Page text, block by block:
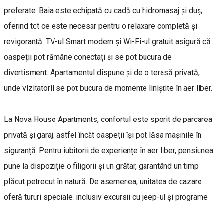
preferate. Baia este echipată cu cadă cu hidromasaj și duș,
oferind tot ce este necesar pentru o relaxare completă și
revigorantă. TV-ul Smart modern și Wi-Fi-ul gratuit asigură că
oaspeții pot rămâne conectați și se pot bucura de
divertisment. Apartamentul dispune și de o terasă privată,
unde vizitatorii se pot bucura de momente liniștite în aer liber.
La Nova House Apartments, confortul este sporit de parcarea
privată și garaj, astfel încât oaspeții își pot lăsa mașinile în
siguranță. Pentru iubitorii de experiențe în aer liber, pensiunea
pune la dispoziție o filigorii și un grătar, garantând un timp
plăcut petrecut în natură. De asemenea, unitatea de cazare
oferă tururi speciale, inclusiv excursii cu jeep-ul și programe